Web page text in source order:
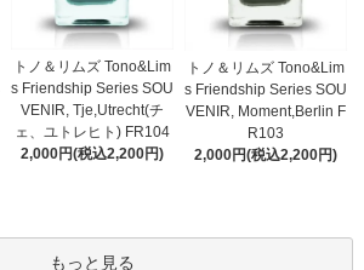
トノ＆リムズ Tono&Lim
s Friendship Series SOU
VENIR, Tje,Utrecht(チ
ェ、ユトレヒト) FR104
2,000円(税込2,200円)
トノ＆リムズ Tono&Lim
s Friendship Series SOU
VENIR, Moment,Berlin F
R103
2,000円(税込2,200円)
もっと見る